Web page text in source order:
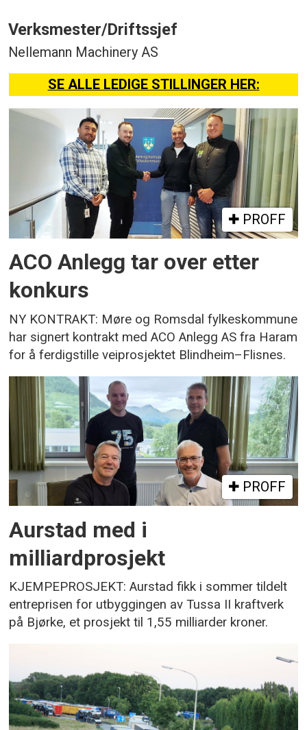
Verksmester/Driftssjef
Nellemann Machinery AS
SE ALLE LEDIGE STILLINGER HER:
PROFF
ACO Anlegg tar over etter
konkurs
NY KONTRAKT: Møre og Romsdal fylkeskommune
har signert kontrakt med ACO Anlegg AS fra Haram
for å ferdigstille veiprosjektet Blindheim–Flisnes.
PROFF
Aurstad med i
milliardprosjekt
KJEMPEPROSJEKT: Aurstad fikk i sommer tildelt
entreprisen for utbyggingen av Tussa II kraftverk
på Bjørke, et prosjekt til 1,55 milliarder kroner.